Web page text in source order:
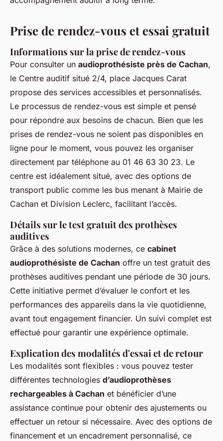
Prise de rendez-vous et essai gratuit
Informations sur la prise de rendez-vous
Pour consulter un audioprothésiste près de Cachan,
le Centre auditif situé 2/4, place Jacques Carat
propose des services accessibles et personnalisés.
Le processus de rendez-vous est simple et pensé
pour répondre aux besoins de chacun. Bien que les
prises de rendez-vous ne soient pas disponibles en
ligne pour le moment, vous pouvez les organiser
directement par téléphone au 01 46 63 30 23. Le
centre est idéalement situé, avec des options de
transport public comme les bus menant à Mairie de
Cachan et Division Leclerc, facilitant l’accès.
Détails sur le test gratuit des prothèses
auditives
Grâce à des solutions modernes, ce cabinet
audioprothésiste de Cachan offre un test gratuit des
prothèses auditives pendant une période de 30 jours.
Cette initiative permet d’évaluer le confort et les
performances des appareils dans la vie quotidienne,
avant tout engagement financier. Un suivi complet est
effectué pour garantir une expérience optimale.
Explication des modalités d'essai et de retour
Les modalités sont flexibles : vous pouvez tester
différentes technologies d’audioprothèses
rechargeables à Cachan et bénéficier d’une
assistance continue pour obtenir des ajustements ou
effectuer un retour si nécessaire. Avec des options de
financement et un encadrement personnalisé, ce